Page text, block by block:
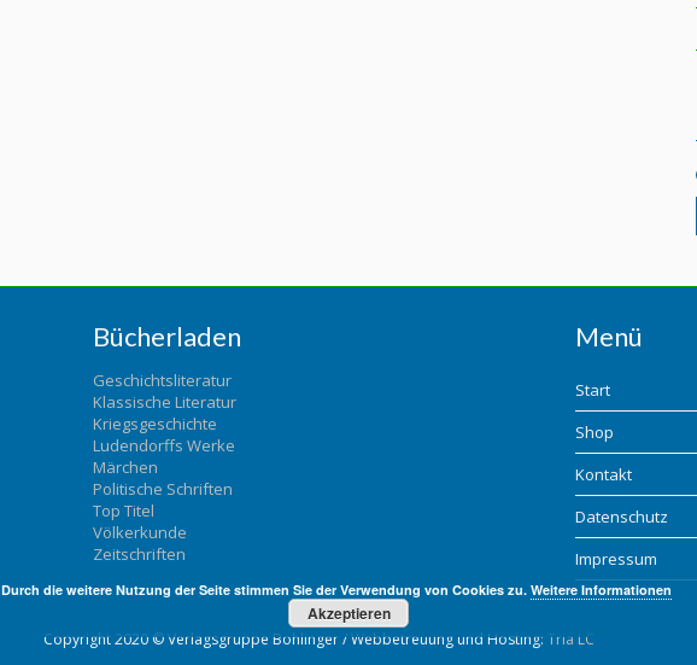
Bücherladen
Geschichtsliteratur
Klassische Literatur
Kriegsgeschichte
Ludendorffs Werke
Märchen
Politische Schriften
Top Titel
Völkerkunde
Zeitschriften
Menü
Start
Shop
Kontakt
Datenschutz
Impressum
Copyright 2020 © Verlagsgruppe Bohlinger / Webbetreuung und Hosting: Tria LC
Durch die weitere Nutzung der Seite stimmen Sie der Verwendung von Cookies zu. Weitere Informationen
Akzeptieren